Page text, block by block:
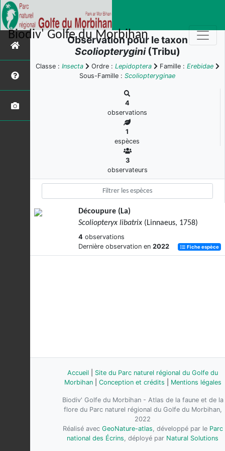
Biodiv' Golfe du Morbihan
Observation pour le taxon
Scoliopterygini(Tribu)
Classe : Insecta Ordre : Lepidoptera Famille : Erebidae
Sous-Famille : Scoliopteryginae
4
observations
1
espèces
3
observateurs
Découpure (La)
Scoliopteryx libatrix (Linnaeus, 1758)
4 observations
Dernière observation en 2022 Fiche espèce
Accueil
Site du Parc naturel régional du Golfe du
Morbihan| Conception et crédits Mentions légales
Biodiv' Golfe du Morbihan - Atlas de la faune et de la
flore du Parc naturel régional du Golfe du Morbihan,
2022
Réalisé avec GeoNature-atlas, développé par le Parc
national des Écrins, déployé par Natural Solutions